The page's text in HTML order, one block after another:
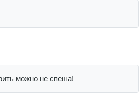
можно не спеша!